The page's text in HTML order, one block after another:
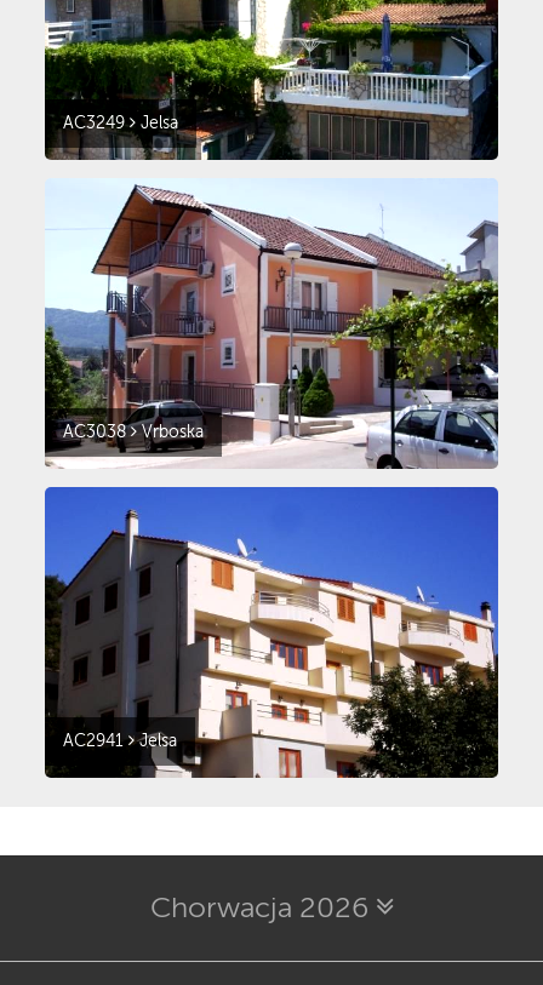
AC3249 Jelsa
AC3038 Vrboska
AC2941 Jelsa
Chorwacja 2026